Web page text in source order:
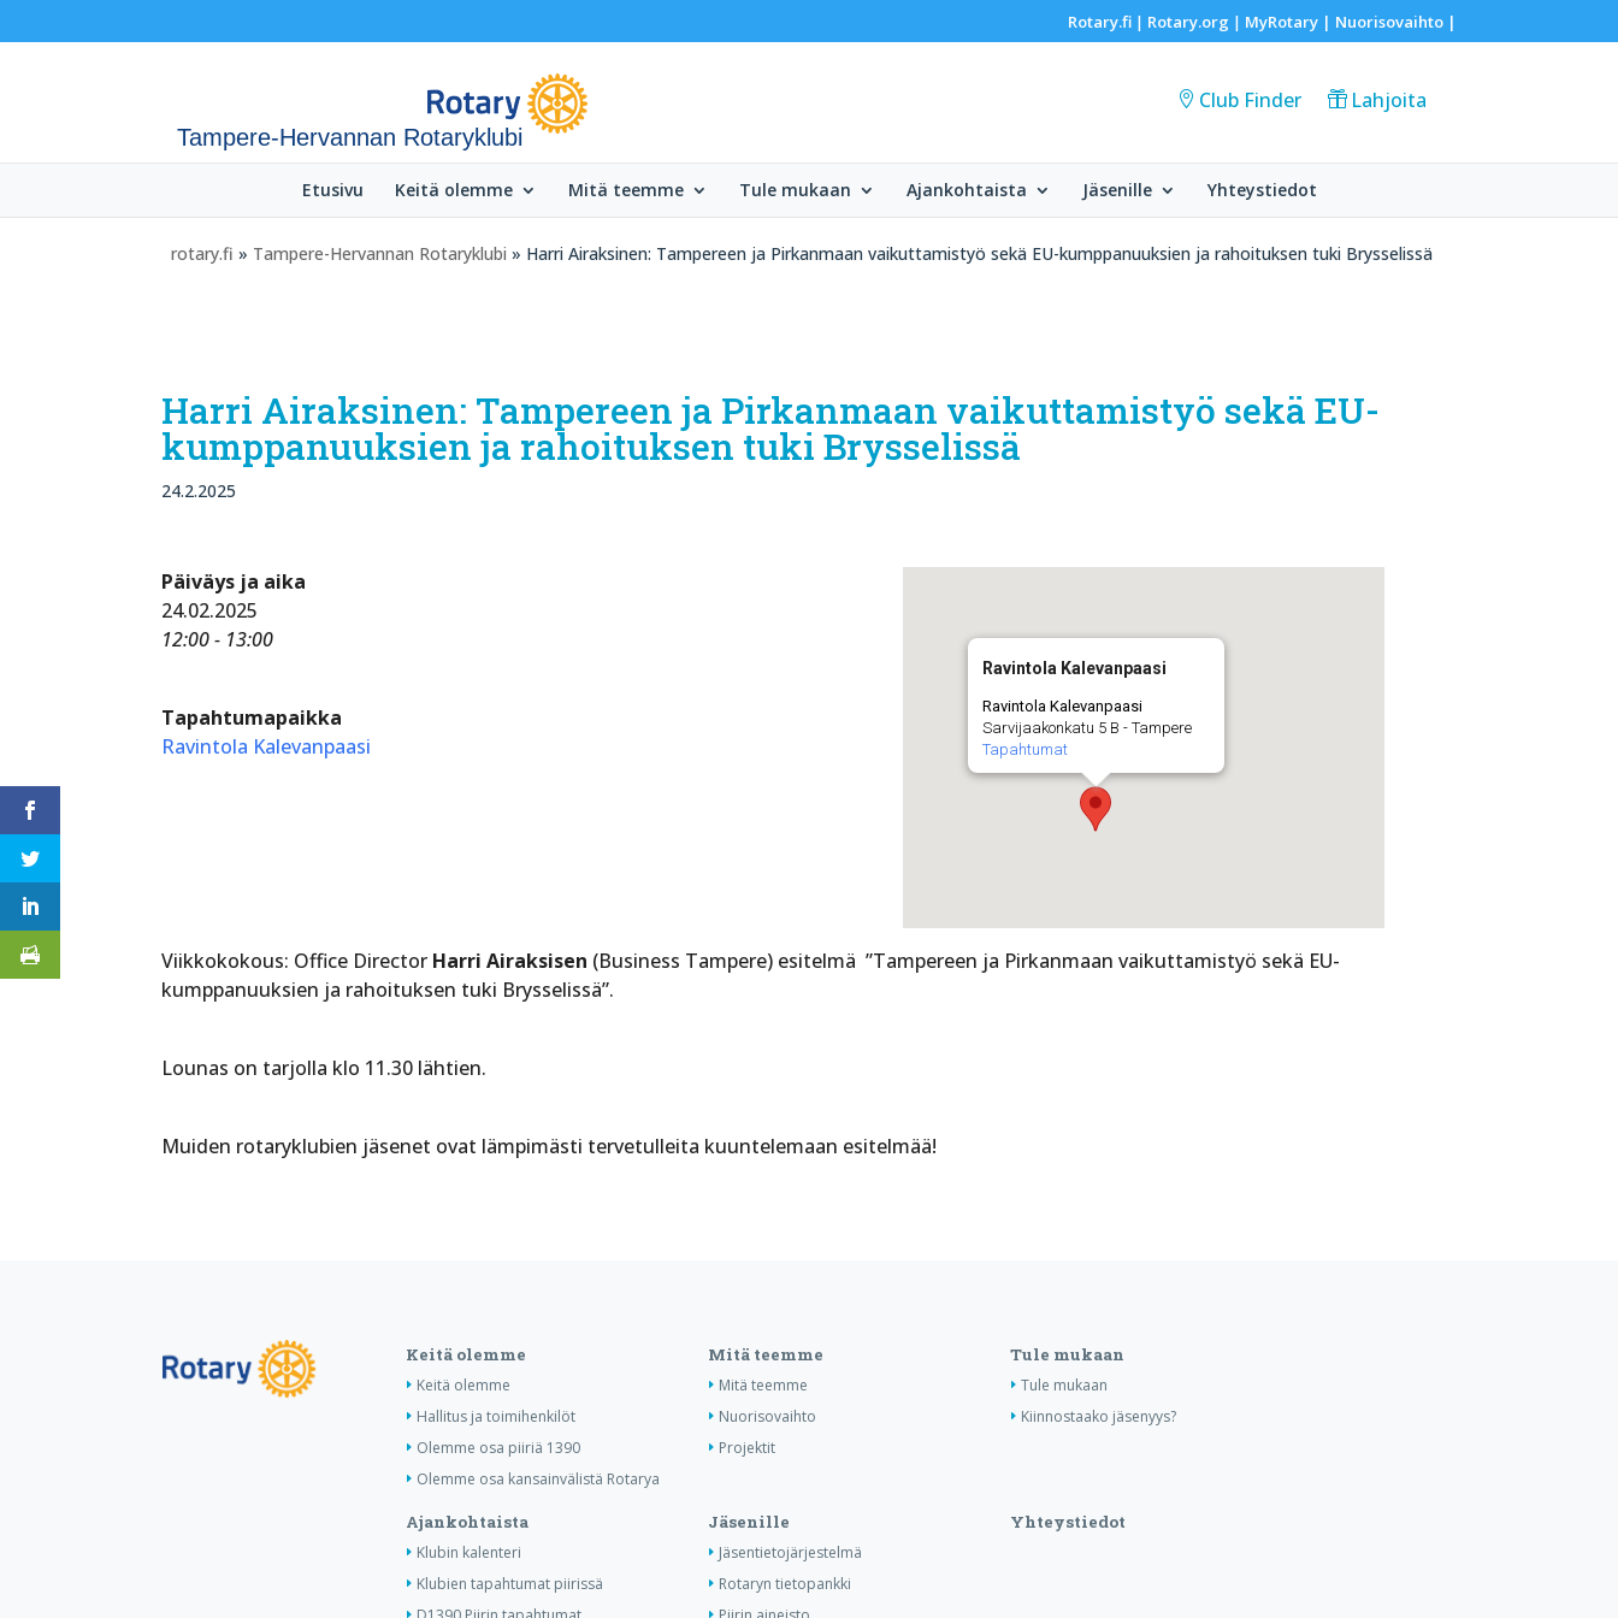
Rotary.fi| Rotary.org | MyRotary | Nuorisovaihto|
Tampere-Hervannan Rotaryklubi
Club Finder Lahjoita
Etusivu Keitä olemme Mitä teemme Tule mukaan Ajankohtaista Jäsenille Yhteystiedot
rotary.fi » Tampere-Hervannan Rotaryklubi » Harri Airaksinen: Tampereen ja Pirkanmaan vaikuttamistyö sekä EU-kumppanuuksien ja rahoituksen tuki Brysselissä
Harri Airaksinen: Tampereen ja Pirkanmaan vaikuttamistyö sekä EU-
kumppanuuksien ja rahoituksen tuki Brysselissä
24.2.2025
Ravintola Kalevanpaasi
Ravintola Kalevanpaasi
Sarvijaakonkatu 5 B - Tampere
Tapahtumat
Päiväys ja aika
24.02.2025
12:00 - 13:00
Tapahtumapaikka
Ravintola Kalevanpaasi
Viikkokokous: Office Director Harri Airaksisen (Business Tampere) esitelmä ”Tampereen ja Pirkanmaan vaikuttamistyö sekä EU-
kumppanuuksien ja rahoituksen tuki Brysselissä”.
Lounas on tarjolla klo 11.30 lähtien.
Muiden rotaryklubien jäsenet ovat lämpimästi tervetulleita kuuntelemaan esitelmää!
Keitä olemme
Keitä olemme
Hallitus ja toimihenkilöt
Olemme osa piiriä 1390
Olemme osa kansainvälistä Rotarya
Mitä teemme
Mitä teemme
Nuorisovaihto
Projektit
Tule mukaan
Tule mukaan
Kiinnostaako jäsenyys?
Ajankohtaista
Klubin kalenteri
Klubien tapahtumat piirissä
Jäsenille
Jäsentietojärjestelmä
Rotaryn tietopankki
Yhteystiedot